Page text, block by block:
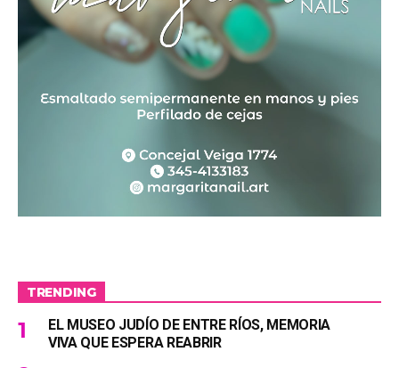
TRENDING
EL MUSEO JUDÍO DE ENTRE RÍOS, MEMORIA
VIVA QUE ESPERA REABRIR